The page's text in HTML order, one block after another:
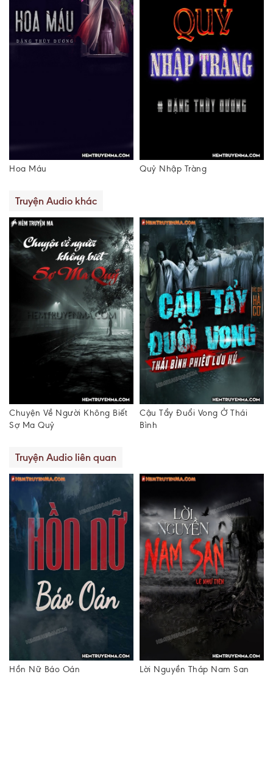
Hoa Máu Quỷ Nhập Tràng
Truyện Audio khác
Chuyện Về Người Không Biết
Sợ Ma Quỷ
Cậu Tẩy Đuổi Vong Ở Thái
Bình
Truyện Audio liên quan
Hồn Nữ Báo Oán Lời Nguyền Tháp Nam San